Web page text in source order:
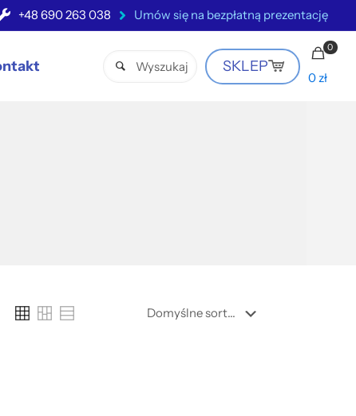
+48 690 263 038 Umów się na bezpłatną prezentację
SKLEP
0
0 zł